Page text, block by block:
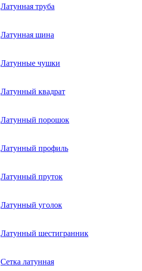
Латунная труба
Латунная шина
Латунные чушки
Латунный квадрат
Латунный порошок
Латунный профиль
Латунный пруток
Латунный уголок
Латунный шестигранник
Сетка латунная